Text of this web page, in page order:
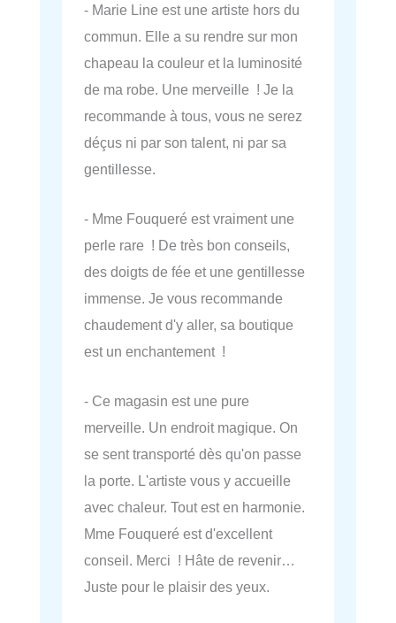
- Marie Line est une artiste hors du
commun. Elle a su rendre sur mon
chapeau la couleur et la luminosité
de ma robe. Une merveille ! Je la
recommande à tous, vous ne serez
déçus ni par son talent, ni par sa
gentillesse.
- Mme Fouqueré est vraiment une
perle rare ! De très bon conseils,
des doigts de fée et une gentillesse
immense. Je vous recommande
chaudement d'y aller, sa boutique
est un enchantement !
- Ce magasin est une pure
merveille. Un endroit magique. On
se sent transporté dès qu'on passe
la porte. L'artiste vous y accueille
avec chaleur. Tout est en harmonie.
Mme Fouqueré est d'excellent
conseil. Merci ! Hâte de revenir…
Juste pour le plaisir des yeux.